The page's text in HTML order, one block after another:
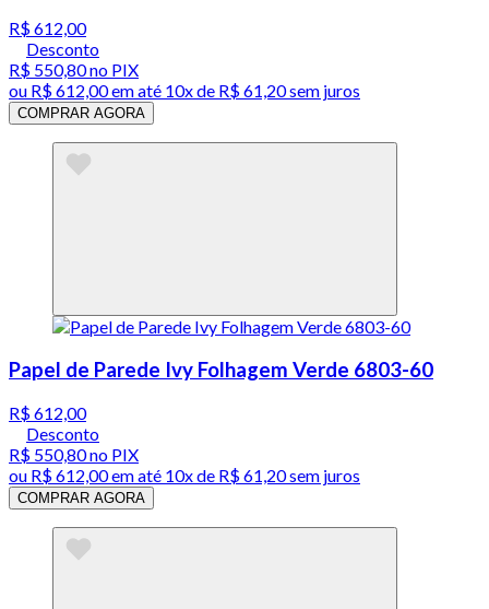
R$ 612,00
Desconto
R$ 550,80no PIX
ou R$ 612,00em até 10x de R$ 61,20 sem juros
COMPRAR AGORA
Papel de Parede Ivy Folhagem Verde 6803-60
R$ 612,00
Desconto
R$ 550,80no PIX
ou R$ 612,00em até 10x de R$ 61,20 sem juros
COMPRAR AGORA